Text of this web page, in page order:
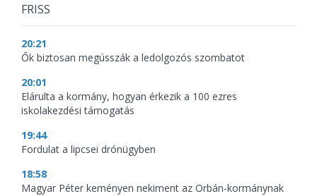
FRISS
20:21
Ők biztosan megússzák a ledolgozós szombatot
20:01
Elárulta a kormány, hogyan érkezik a 100 ezres
iskolakezdési támogatás
19:44
Fordulat a lipcsei drónügyben
18:58
Magyar Péter keményen nekiment az Orbán-kormánynak